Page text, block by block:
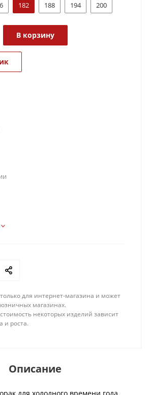
182 188 194 200
В корзину
для интернет-магазина и может
магазинах.
некоторых изделий зависит
и роста.
Описание